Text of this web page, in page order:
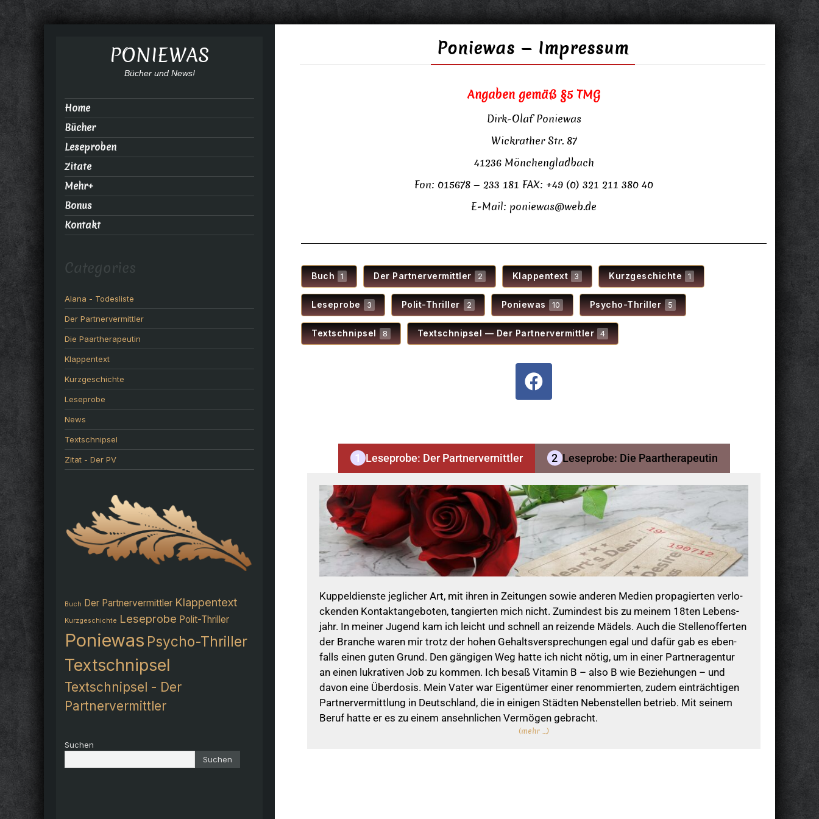
Poniewas — Impressum
Angaben gemäß §5 TMG
Dirk-Olaf Poniewas
Wickrather Str. 87
41236 Mönchengladbach
Fon: 015678 — 233 181 FAX: +49 (0) 321 211 380 40
E‑Mail: poniewas@web.de
Buch 1 Der Part­ner­ver­mitt­ler 2 Klap­pen­text 3 Kurz­ge­schichte 1
Lese­probe 3 Polit-Thril­ler 2 Ponie­was 10 Psycho-Thril­ler 5
Text­schnip­sel 8 Text­schnip­sel — Der Part­ner­ver­mitt­ler 4
1 Lese­probe: Der Part­ner­ver­nitt­ler 2 Lese­probe: Die Paar­the­ra­peu­tin
Kup­pel­dienste jeg­li­cher Art, mit ihren in Zei­tun­gen sowie ande­ren Medien pro­pa­gier­ten ver­lo­
cken­den Kon­takt­an­ge­bo­ten, tan­gier­ten mich nicht. Zumin­dest bis zu mei­nem 18ten Lebens­
jahr. In mei­ner Jugend kam ich leicht und schnell an rei­zende Mädels. Auch die Stel­len­of­fer­ten
der Bran­che waren mir trotz der hohen Gehalts­ver­spre­chun­gen egal und dafür gab es eben­
falls einen guten Grund. Den gän­gi­gen Weg hatte ich nicht nötig, um in einer Part­ner­agen­tur
an einen lukra­ti­ven Job zu kom­men. Ich besaß Vit­amin B – also B wie Bezie­hun­gen – und
davon eine Über­do­sis. Mein Vater war Eigen­tü­mer einer renom­mier­ten, zudem ein­träch­ti­gen
Part­ner­ver­mitt­lung in Deutsch­land, die in eini­gen Städ­ten Neben­stel­len betrieb. Mit sei­nem
Beruf hatte er es zu einem ansehn­li­chen Ver­mö­gen gebracht.
(mehr …)
PONIEWAS
Bücher und News!
Home
Bücher
Leseproben
Zitate
Mehr+
Bonus
Kontakt
Categories
Alana - Todesliste
Der Partnervermittler
Die Paartherapeutin
Klappentext
Kurzgeschichte
Leseprobe
News
Textschnipsel
Zitat - Der PV
Buch Der Partnervermittler Klappentext
Kurzgeschichte Leseprobe Polit-Thriller
Poniewas Psycho-Thriller
Textschnipsel
Textschnipsel - Der
Partnervermittler
Suchen
Suchen